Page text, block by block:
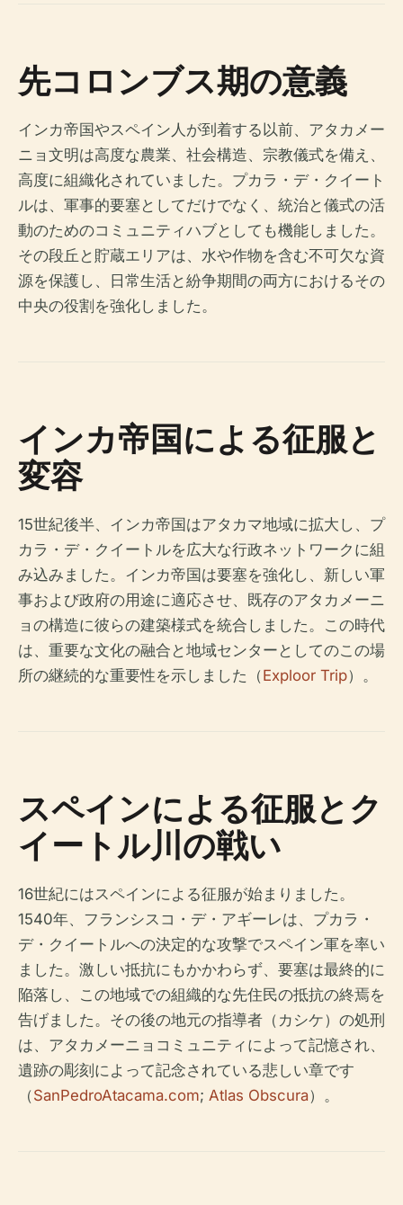
先コロンブス期の意義
インカ帝国やスペイン人が到着する以前、アタカメー
ニョ文明は高度な農業、社会構造、宗教儀式を備え、
高度に組織化されていました。プカラ・デ・クイート
ルは、軍事的要塞としてだけでなく、統治と儀式の活
動のためのコミュニティハブとしても機能しました。
その段丘と貯蔵エリアは、水や作物を含む不可欠な資
源を保護し、日常生活と紛争期間の両方におけるその
中央の役割を強化しました。
インカ帝国による征服と
変容
15世紀後半、インカ帝国はアタカマ地域に拡大し、プ
カラ・デ・クイートルを広大な行政ネットワークに組
み込みました。インカ帝国は要塞を強化し、新しい軍
事および政府の用途に適応させ、既存のアタカメーニ
ョの構造に彼らの建築様式を統合しました。この時代
は、重要な文化の融合と地域センターとしてのこの場
所の継続的な重要性を示しました（Exploor Trip）。
スペインによる征服とク
イートル川の戦い
16世紀にはスペインによる征服が始まりました。
1540年、フランシスコ・デ・アギーレは、プカラ・
デ・クイートルへの決定的な攻撃でスペイン軍を率い
ました。激しい抵抗にもかかわらず、要塞は最終的に
陥落し、この地域での組織的な先住民の抵抗の終焉を
告げました。その後の地元の指導者（カシケ）の処刑
は、アタカメーニョコミュニティによって記憶され、
遺跡の彫刻によって記念されている悲しい章です
（SanPedroAtacama.com; Atlas Obscura）。